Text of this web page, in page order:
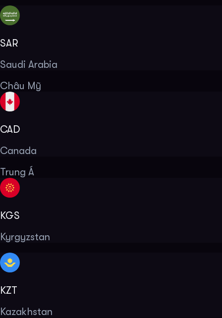
SAR
Saudi Arabia
Châu Mỹ
CAD
Canada
Trung Á
KGS
Kyrgyzstan
KZT
Kazakhstan